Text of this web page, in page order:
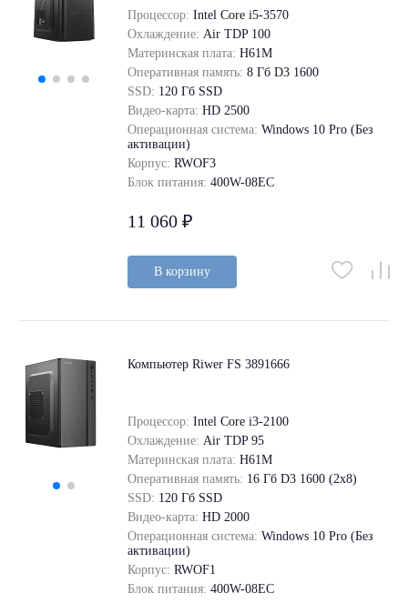
Процессор: Intel Core i5-3570
Охлаждение: Air TDP 100
Материнская плата: H61M
Оперативная память: 8 Гб D3 1600
SSD: 120 Гб SSD
Видео-карта: HD 2500
Операционная система: Windows 10 Pro (Без
активации)
Корпус: RWOF3
Блок питания: 400W-08EC
11 060 ₽
В корзину
Компьютер Riwer FS 3891666
Процессор: Intel Core i3-2100
Охлаждение: Air TDP 95
Материнская плата: H61M
Оперативная память: 16 Гб D3 1600 (2x8)
SSD: 120 Гб SSD
Видео-карта: HD 2000
Операционная система: Windows 10 Pro (Без
активации)
Корпус: RWOF1
Блок питания: 400W-08EC